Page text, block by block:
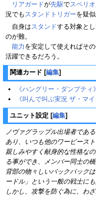
リアガードが先駆でスペリ
況でも スタンドトリガーを疑
自身はスタンドする対象と
のが難。
能力 を安定して使えればそ
活躍できるだろう。
関連カード [編集]
《ハングリー・ダンプティ》
《叫んで叫ぶ実況 ザ・マイ
ユニット設定 [編集]
ノヴァグラップル出場者であ
あり、いつも他のワービース
親しみやすく献身的な性格な
る事ができ、メンバー同士の
背部の物々しいバックパック
ードル」という一般の戦士に
しかし、攻撃を防ぐ為に、わ